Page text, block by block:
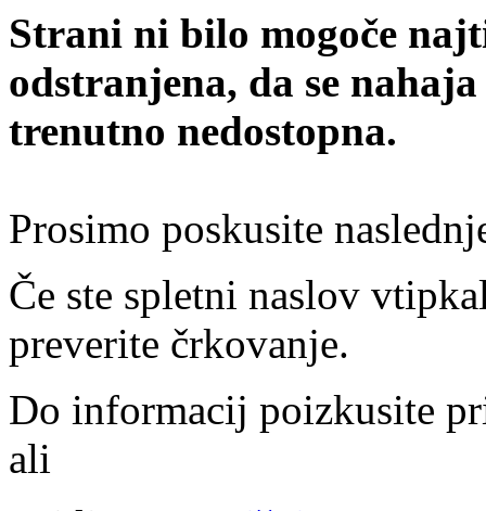
Strani ni bilo mogoče
odstranjena, da se
trenutno nedostopna.
Prosimo poskusite
Če ste spletni naslov
preverite črkovanje.
Do informacij poizkusite
ali